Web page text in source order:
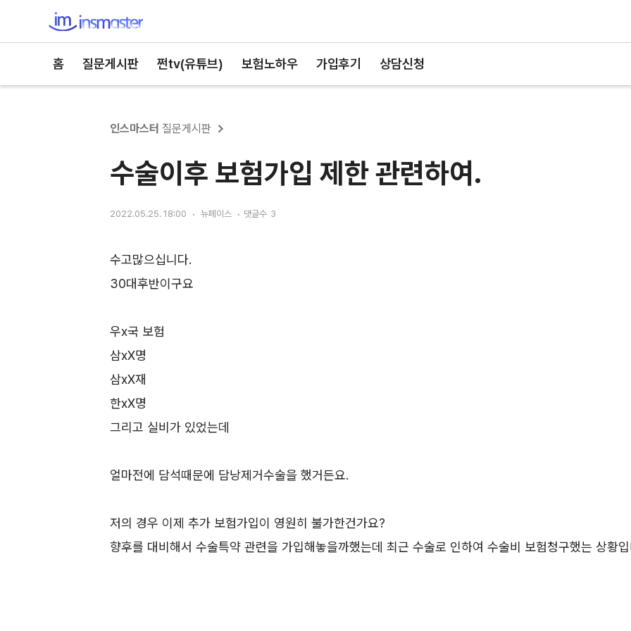
홈 질문게시판 쩐tv(유튜브) 보험노하우 가입후기 상담신청
인스마스터 질문게시판
수술이후 보험가입 제한 관련하여.
2022.05.25. 18:00 뉴페이스 댓글수 3
수고많으십니다.
30대후반이구요
우x국 보험
삼xX명
삼xX재
한xX명
그리고 실비가 있었는데
얼마전에 담석때문에 담낭제거수술을 했거든요.
저의 경우 이제 추가 보험가입이 영원히 불가한건가요?
향후를 대비해서 수술특약 관련을 가입해놓을까했는데 최근 수술로 인하여 수술비 보험청구했는 상황